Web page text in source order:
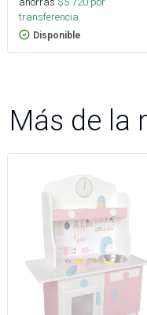
transferencia.
Disponible
Más de la